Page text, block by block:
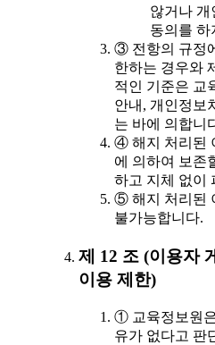
않거나 개
동의를 하
③ 전항의 규정
한하는 경우와
적인 기준은 교
안내, 개인정보
는 바에 의합니
④ 해지 처리된
에 의하여 보존
하고 지체 없이
⑤ 해지 처리된
불가능합니다.
제 12 조 (이용자
이용 제한)
① 교육정보원
유가 없다고 판